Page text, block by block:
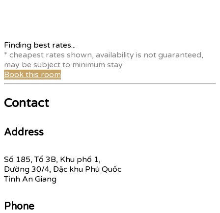
Finding best rates...
* cheapest rates shown, availability is not guaranteed,
may be subject to minimum stay
Book this room
Contact
Address
Số 185, Tổ 3B, Khu phố 1,
Đường 30/4, Đặc khu Phú Quốc
Tỉnh An Giang
Phone